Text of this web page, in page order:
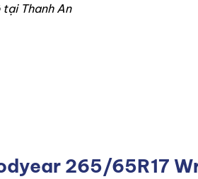
Thanh An
265/65R17